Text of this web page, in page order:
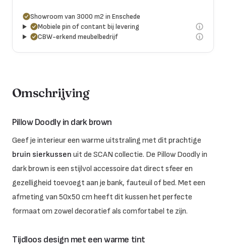
Showroom van 3000 m2 in Enschede
Mobiele pin of contant bij levering
CBW-erkend meubelbedrijf
Omschrijving
Pillow Doodly in dark brown
Geef je interieur een warme uitstraling met dit prachtige
bruin sierkussen uit de SCAN collectie. De Pillow Doodly in
dark brown is een stijlvol accessoire dat direct sfeer en
gezelligheid toevoegt aan je bank, fauteuil of bed. Met een
afmeting van 50x50 cm heeft dit kussen het perfecte
formaat om zowel decoratief als comfortabel te zijn.
Tijdloos design met een warme tint